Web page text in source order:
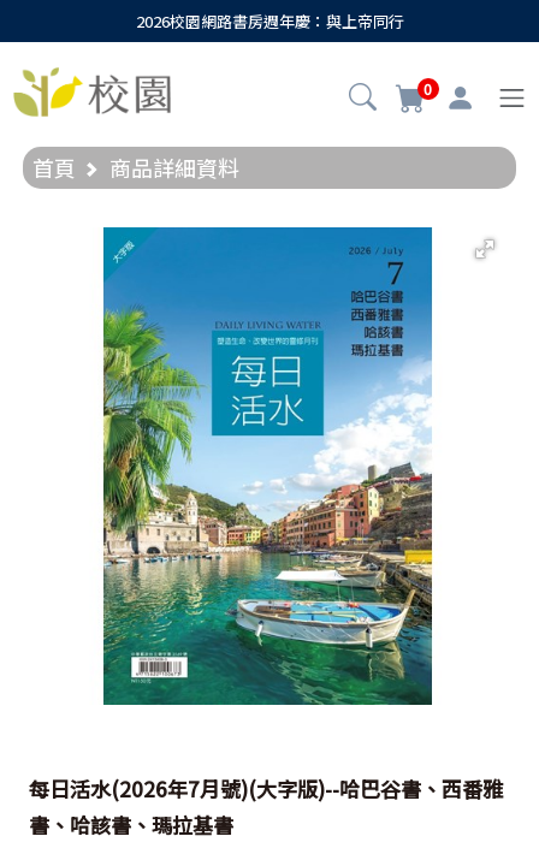
2026校園網路書房週年慶：與上帝同行
0
首頁 商品詳細資料
每日活水(2026年7月號)(大字版)--哈巴谷書、西番雅
書、哈該書、瑪拉基書